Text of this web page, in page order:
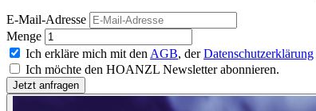
E-Mail-Adresse
Menge
Ich erkläre mich mit den AGB, derDatenschutzerklärung
Ich möchte den HOANZL Newsletter abonnieren.